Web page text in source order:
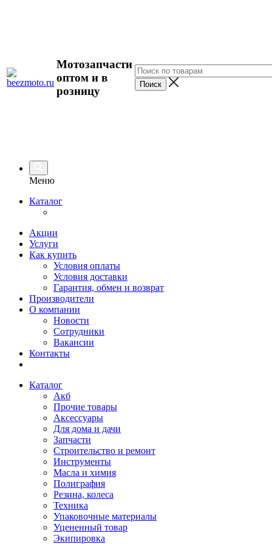
Мотозапчасти
оптом и в
розницу
Меню
Каталог
Акции
Услуги
Как купить
Условия оплаты
Условия доставки
Гарантия, обмен и возврат
Производители
О компании
Новости
Сотрудники
Вакансии
Контакты
Каталог
Акб
Прочие товары
Аксессуары
Для дома и дачи
Запчасти
Строительство и ремонт
Инструменты
Масла и химия
Полиграфия
Резина, колеса
Техника
Упаковочные материалы
Уцененный товар
Экипировка